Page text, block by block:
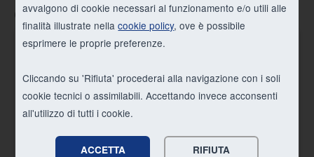
avvalgono di cookie necessari al funzionamento e/o utili alle
finalità illustrate nellacookie policy, ove è possibile
esprimere le proprie preferenze.
Cliccando su 'Rifiuta' procederai alla navigazione con i soli
cookie tecnici o assimilabili. Accettando invece acconsenti
all'utilizzo di tutti i cookie.
ACCETTA RIFIUTA
Calendario eventi - Nazionali
28 FEB 2022 15:30
Convegno UNGDCEC - LA
SALUTE UN DIRITTO DI
TUTTI! Lunedì 28 febbraio
2022